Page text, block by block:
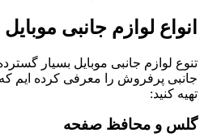
انواع لوازم جانبی
تنوع لوازم جانبی موبایل بسیار
جانبی پرفروش را معرفی کرده ایم که
تهیه کنید:
گلس و محافظ صفحه